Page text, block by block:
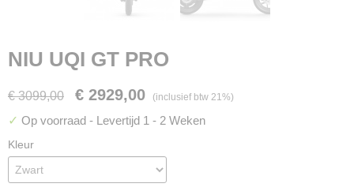
NIU UQI GT PRO
€ 3099,00 € 2929,00 (inclusief btw 21%)
✓ Op voorraad - Levertijd 1 - 2 Weken
Kleur